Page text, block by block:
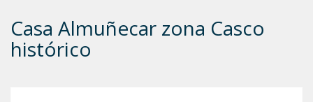
Casa Almuñecar zona Casco
histórico